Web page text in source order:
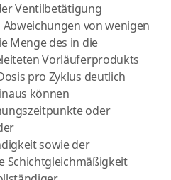
Ventilbetätigung
von wenigen
Menge des in die
Vorläuferprodukts
pro Zyklus deutlich
können
oder
sowie der
Schichtgleichmäßigkeit